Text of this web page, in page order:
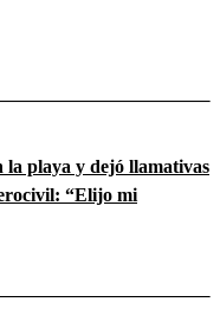
la playa y dejó llamativas
“Elijo mi